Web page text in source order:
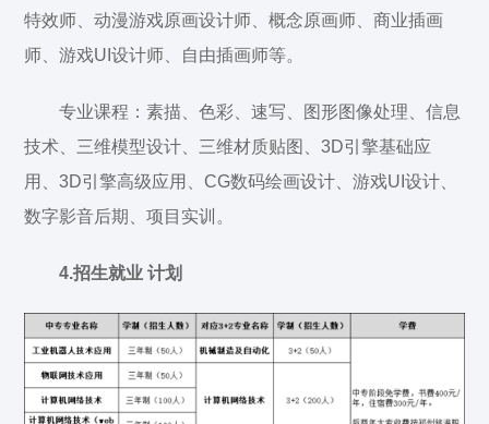
特效师、动漫游戏原画设计师、概念原画师、商业插画
师、游戏UI设计师、自由插画师等。
专业课程：素描、色彩、速写、图形图像处理、信息
技术、三维模型设计、三维材质贴图、3D引擎基础应
用、3D引擎高级应用、CG数码绘画设计、游戏UI设计、
数字影音后期、项目实训。
4.招生就业 计划